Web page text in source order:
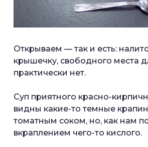
Открываем — так и есть:
крышечку, свободного места
практически нет.
Суп приятного красно-
видны какие-то темные
томатным соком, но, как нам
вкраплением чего-то кислого.